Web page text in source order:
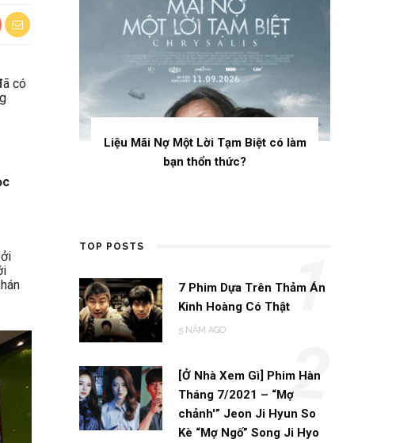
có
Liệu Mãi Nợ Một Lời Tạm Biệt có làm
bạn thổn thức?
TOP POSTS
7 Phim Dựa Trên Thảm Án
Kinh Hoàng Có Thật
5 NĂM AGO
1
[Ở Nhà Xem Gì] Phim Hàn
Tháng 7/2021 – “Mợ
chảnh'” Jeon Ji Hyun So
Kè “Mợ Ngố” Song Ji Hyo
2